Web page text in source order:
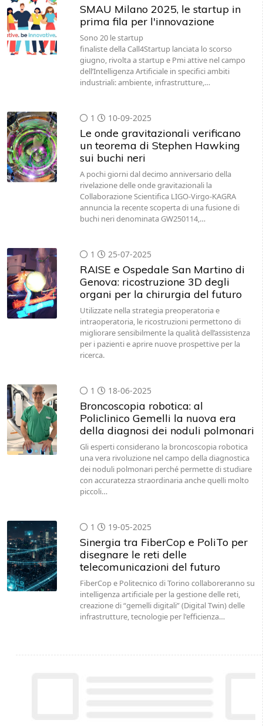
SMAU Milano 2025, le startup in
prima fila per l'innovazione
Sono 20 le startup
finaliste della Call4Startup lanciata lo scorso
giugno, rivolta a startup e Pmi attive nel campo
dell’Intelligenza Artificiale in specifici ambiti
industriali: ambiente, infrastrutture,…
1 10-09-2025
Le onde gravitazionali verificano
un teorema di Stephen Hawking
sui buchi neri
A pochi giorni dal decimo anniversario della
rivelazione delle onde gravitazionali la
Collaborazione Scientifica LIGO-Virgo-KAGRA
annuncia la recente scoperta di una fusione di
buchi neri denominata GW250114,…
1 25-07-2025
RAISE e Ospedale San Martino di
Genova: ricostruzione 3D degli
organi per la chirurgia del futuro
Utilizzate nella strategia preoperatoria e
intraoperatoria, le ricostruzioni permettono di
migliorare sensibilmente la qualità dell’assistenza
per i pazienti e aprire nuove prospettive per la
ricerca.
1 18-06-2025
Broncoscopia robotica: al
Policlinico Gemelli la nuova era
della diagnosi dei noduli polmonari
Gli esperti considerano la broncoscopia robotica
una vera rivoluzione nel campo della diagnostica
dei noduli polmonari perché permette di studiare
con accuratezza straordinaria anche quelli molto
piccoli…
1 19-05-2025
Sinergia tra FiberCop e PoliTo per
disegnare le reti delle
telecomunicazioni del futuro
FiberCop e Politecnico di Torino collaboreranno su
intelligenza artificiale per la gestione delle reti,
creazione di “gemelli digitali” (Digital Twin) delle
infrastrutture, tecnologie per l'efficienza…